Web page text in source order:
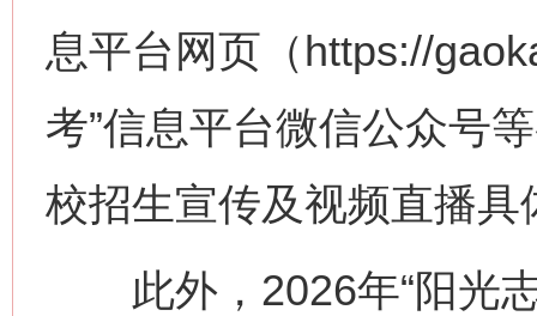
息平台网页（https://
考”信息平台微信公众号
校招生宣传及视频直播具
此外，2026年“阳光志